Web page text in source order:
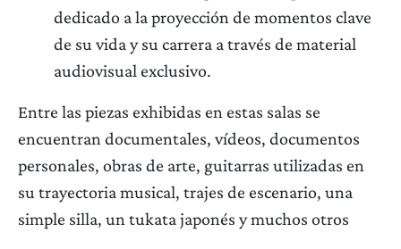
dedicado a la proyección de momentos clave
de su vida y su carrera a través de material
audiovisual exclusivo.
Entre las piezas exhibidas en estas salas se
encuentran documentales, vídeos, documentos
personales, obras de arte, guitarras utilizadas en
su trayectoria musical, trajes de escenario, una
simple silla, un tukata japonés y muchos otros